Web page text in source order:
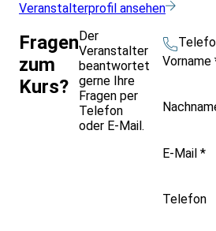
Veranstalterprofil ansehen
Fragen
zum
Kurs?
Der
Veranstalter
beantwortet
gerne Ihre
Fragen per
Telefon
oder E-Mail.
Vorname
E-Mail *
Telefon